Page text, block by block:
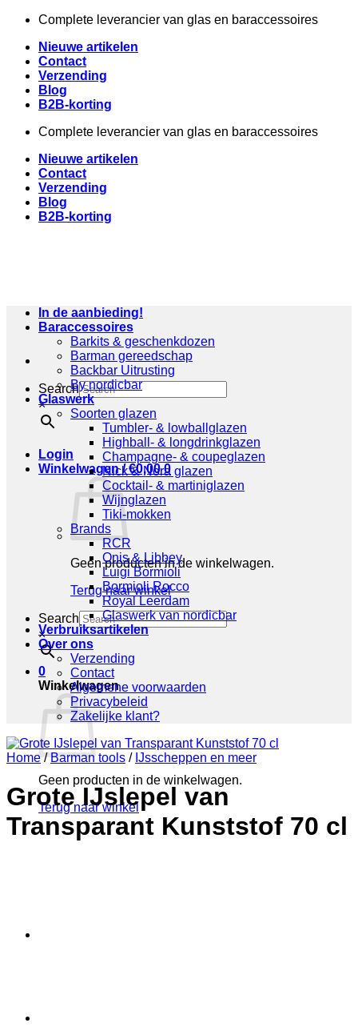
inhoud
Complete leverancier van glas en baraccessoires
Nieuwe artikelen
Contact
Verzending
Blog
B2B-korting
Complete leverancier van glas en baraccessoires
Nieuwe artikelen
Contact
Verzending
Blog
B2B-korting
Search
×
Login
Winkelwagen /€0,00 0
Geen producten in de winkelwagen.
Terug naar winkel
Search
×
0
Winkelwagen
Geen producten in de winkelwagen.
Terug naar winkel
In de aanbieding!
Baraccessoires
Barkits & geschenkdozen
Barman gereedschap
Backbar Uitrusting
By nordicbar
Glaswerk
Soorten glazen
Tumbler- & lowballglazen
Highball- & longdrinkglazen
Champagne- & coupeglazen
Nick & Nora glazen
Cocktail- & martiniglazen
Wijnglazen
Tiki-mokken
Brands
RCR
Onis & Libbey
Luigi Bormioli
Bormioli Rocco
Royal Leerdam
Glaswerk van nordicbar
Verbruiksartikelen
Over ons
Verzending
Contact
Algemene voorwaarden
Privacybeleid
Zakelijke klant?
Home / Barman tools / IJsscheppen en meer
Grote IJslepel van
Transparant Kunststof 70 cl